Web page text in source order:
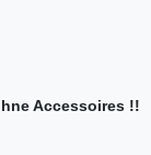
Accessoires !!